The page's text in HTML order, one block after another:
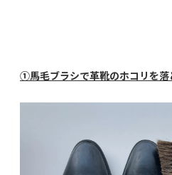
①馬毛ブラシで革靴のホコリを落